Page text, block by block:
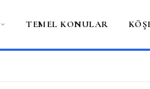
TEMEL KONULAR